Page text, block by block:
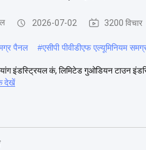
2026-07-02 3200 विचार
पैनल #एसीपी पीवीडीएफ एल्यूमिनियम
इंडस्ट्रियल कं, लिमिटेड गुओडियन टाउन
देखें